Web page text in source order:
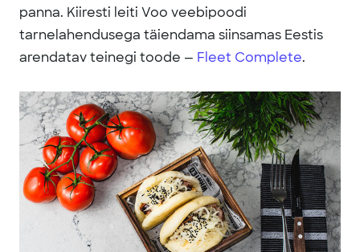
panna. Kiiresti leiti Voo veebipoodi
tarnelahendusega täiendama siinsamas Eestis
arendatav teinegi toode — Fleet Complete.